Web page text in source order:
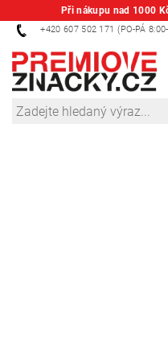
Při nákupu nad 1000
+420 607 502 171 (PO-PÁ 8:00-